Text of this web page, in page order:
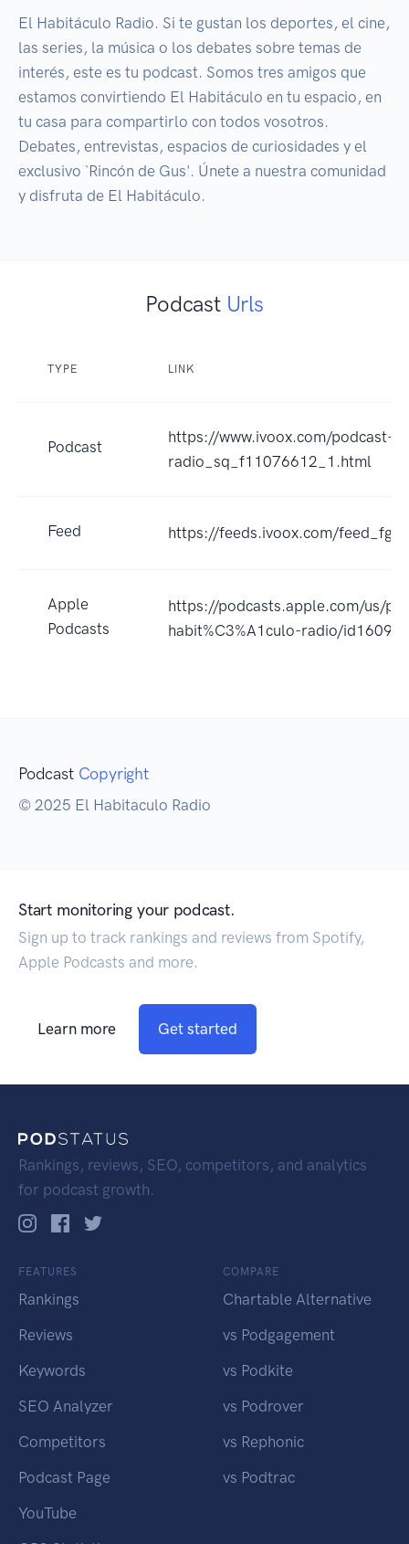
El Habitáculo Radio. Si te gustan los deportes, el cine,
las series, la música o los debates sobre temas de
interés, este es tu podcast. Somos tres amigos que
estamos convirtiendo El Habitáculo en tu espacio, en
tu casa para compartirlo con todos vosotros.
Debates, entrevistas, espacios de curiosidades y el
exclusivo `Rincón de Gus'. Únete a nuestra comunidad
y disfruta de El Habitáculo.
Podcast Urls
TYPE LINK
Podcast
https://www.ivoox.com/podcast-
radio_sq_f11076612_1.html
Feed https://feeds.ivoox.com/
Apple
Podcasts
https://podcasts.apple.com/us/
habit%C3%A1culo-radio/
Podcast Copyright
© 2025 El Habitaculo Radio
Start monitoring your podcast.
Sign up to track rankings and reviews from Spotify,
Apple Podcasts and more.
Learn more Get started
Rankings, reviews, SEO, competitors, and analytics
for podcast growth.
FEATURES
Rankings
Reviews
Keywords
SEO Analyzer
Competitors
Podcast Page
YouTube
COMPARE
Chartable Alternative
vs Podgagement
vs Podkite
vs Podrover
vs Rephonic
vs Podtrac